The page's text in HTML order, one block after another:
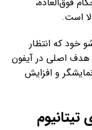
است.
خود که انتظار
هدف اصلی در آیفون
و افزایش